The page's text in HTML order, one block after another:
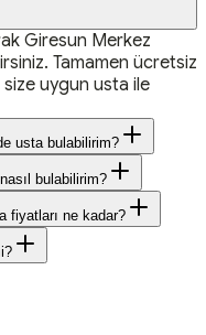
Giresun Merkez
Tamamen ücretsiz
uygun usta ile
usta bulabilirim?
bulabilirim?
fiyatları ne kadar?